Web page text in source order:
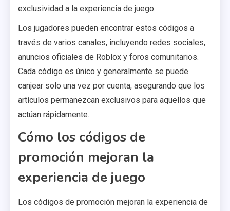
exclusividad a la experiencia de juego.
Los jugadores pueden encontrar estos códigos a
través de varios canales, incluyendo redes sociales,
anuncios oficiales de Roblox y foros comunitarios.
Cada código es único y generalmente se puede
canjear solo una vez por cuenta, asegurando que los
artículos permanezcan exclusivos para aquellos que
actúan rápidamente.
Cómo los códigos de
promoción mejoran la
experiencia de juego
Los códigos de promoción mejoran la experiencia de